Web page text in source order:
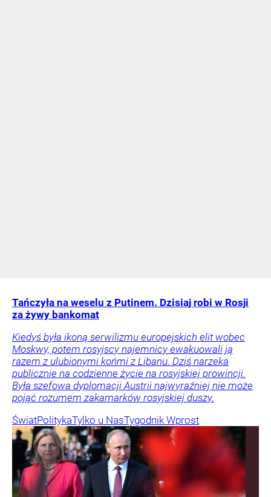
Tańczyła na weselu z Putinem. Dzisiaj robi w Rosji
za żywy bankomat
Kiedyś była ikoną serwilizmu europejskich elit wobec
Moskwy, potem rosyjscy najemnicy ewakuowali ją
razem z ulubionymi końmi z Libanu. Dziś narzeka
publicznie na codzienne życie na rosyjskiej prowincji.
Była szefowa dyplomacji Austrii najwyraźniej nie może
pojąć rozumem zakamarków rosyjskiej duszy.
ŚwiatPolitykaTylko u NasTygodnik Wprost